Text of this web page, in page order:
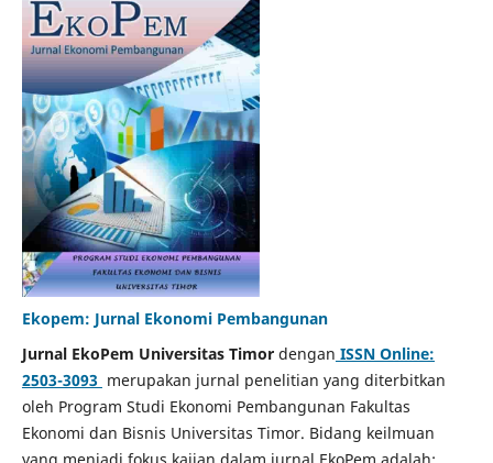
Ekopem: Jurnal Ekonomi Pembangunan
Jurnal EkoPem Universitas Timordengan ISSN Online:
2503-3093 merupakan jurnal penelitian yang diterbitkan
oleh Program Studi Ekonomi Pembangunan Fakultas
Ekonomi dan Bisnis Universitas Timor. Bidang keilmuan
yang menjadi fokus kajian dalam jurnal EkoPem adalah: